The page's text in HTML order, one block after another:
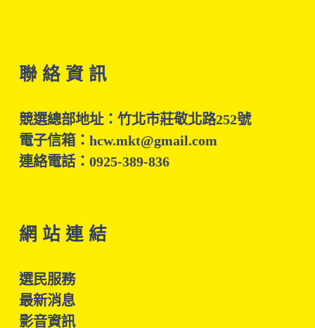
聯 絡 資 訊
競選總部地址：竹北市莊敬北路252號
電子信箱：hcw.mkt@gmail.com
連絡電話：0925-389-836
網 站 連 結
選民服務
最新消息
影音資訊